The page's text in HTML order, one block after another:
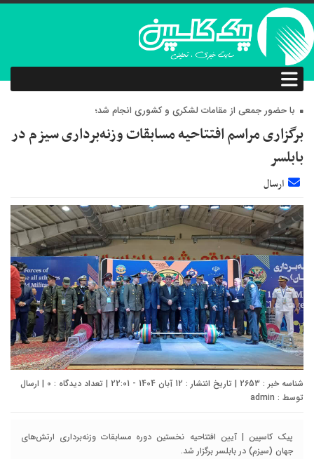
با حضور جمعی از مقامات لشکری و کشوری انجام شد؛
برگزاری مراسم افتتاحیه مسابقات وزنه‌برداری سیزم در
بابلسر
ارسال
شناسه خبر : 2653 | تاریخ انتشار : 12 آبان 1404 - 22:01 | تعداد دیدگاه : 0 | ارسال
توسط : admin
پیک کاسپین | آیین افتتاحیه نخستین دوره مسابقات وزنه‌برداری ارتش‌های
جهان (سیزم) در بابلسر برگزار شد.